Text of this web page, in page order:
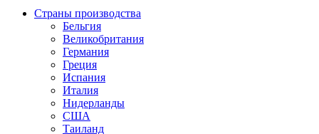
Страны производства
Бельгия
Великобритания
Германия
Греция
Испания
Италия
Нидерланды
США
Таиланд